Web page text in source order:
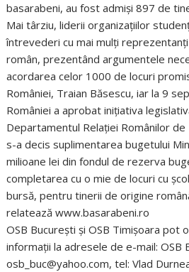
basarabeni, au fost admişi 897 de
Mai târziu, liderii organizaţiilor
întrevederi cu mai mulţi
român, prezentând argumentele
acordarea celor 1000 de locuri
României, Traian Băsescu, iar la 9
României a aprobat iniţiativa
Departamentul Relaţiei Românilor
s-a decis suplimentarea bugetului
milioane lei din fondul de rezerva
completarea cu o mie de locuri cu
bursă, pentru tinerii de origine
relatează www.basarabeni.ro
OSB Bucureşti şi OSB Timişoara pot
informaţii la adresele de e-mail: OSB
osb_buc@yahoo.com, tel: Vlad